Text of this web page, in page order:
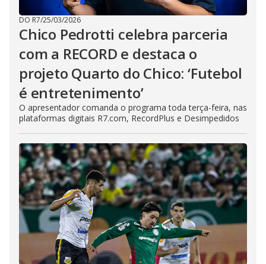
DO R7/25/03/2026
Chico Pedrotti celebra parceria
com a RECORD e destaca o
projeto Quarto do Chico: ‘Futebol
é entretenimento’
O apresentador comanda o programa toda terça-feira, nas
plataformas digitais R7.com, RecordPlus e Desimpedidos